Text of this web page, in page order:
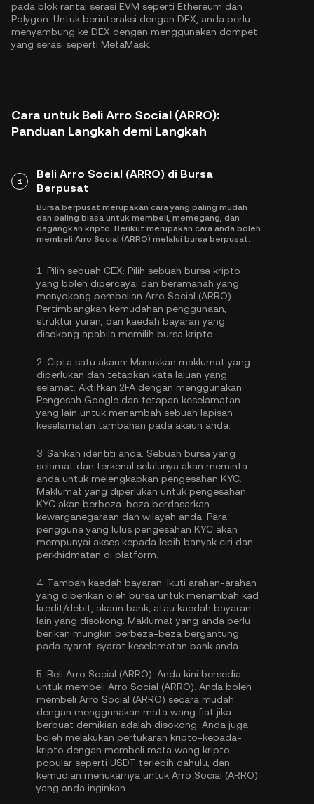
pada blok rantai serasi EVM seperti Ethereum dan
Polygon . Untuk berinteraksi dengan DEX, anda perlu
menyambung ke DEX dengan menggunakan dompet
yang serasi seperti MetaMask.
Cara untuk Beli Arro Social (ARRO):
Panduan Langkah demi Langkah
1
Beli Arro Social (ARRO) di Bursa
Berpusat
Bursa berpusat merupakan cara yang paling mudah
dan paling biasa untuk membeli, memegang, dan
dagangkan kripto. Berikut merupakan cara anda boleh
membeli Arro Social (ARRO) melalui bursa berpusat:
1. Pilih sebuah CEX: Pilih sebuah bursa kripto
yang boleh dipercayai dan beramanah yang
menyokong pembelian Arro Social (ARRO).
Pertimbangkan kemudahan penggunaan,
struktur yuran, dan kaedah bayaran yang
disokong apabila memilih bursa kripto.
2. Cipta satu akaun: Masukkan maklumat yang
diperlukan dan tetapkan kata laluan yang
selamat. Aktifkan 2FA dengan menggunakan
Pengesah Google dan tetapan keselamatan
yang lain untuk menambah sebuah lapisan
keselamatan tambahan pada akaun anda.
3. Sahkan identiti anda: Sebuah bursa yang
selamat dan terkenal selalunya akan meminta
anda untuk melengkapkan pengesahan KYC
Maklumat yang diperlukan untuk pengesahan
KYC akan berbeza-beza berdasarkan
kewarganegaraan dan wilayah anda. Para
pengguna yang lulus pengesahan KYC akan
mempunyai akses kepada lebih banyak ciri dan
perkhidmatan di platform.
4. Tambah kaedah bayaran: Ikuti arahan-arahan
yang diberikan oleh bursa untuk menambah kad
kredit/debit, akaun bank, atau kaedah bayaran
lain yang disokong. Maklumat yang anda perlu
berikan mungkin berbeza-beza bergantung
pada syarat-syarat keselamatan bank anda.
5. Beli Arro Social (ARRO): Anda kini bersedia
untuk membeli Arro Social (ARRO). Anda boleh
membeli Arro Social (ARRO) secara mudah
dengan menggunakan mata wang fiat jika
berbuat demikian adalah disokong. Anda juga
boleh melakukan pertukaran kripto-kepada-
kripto dengan membeli mata wang kripto
popular seperti USDT terlebih dahulu, dan
kemudian menukarnya untuk Arro Social (ARRO)
yang anda inginkan.